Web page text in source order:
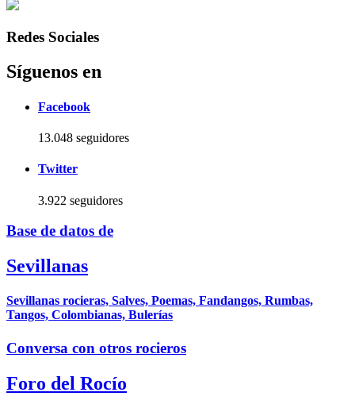
Redes Sociales
Síguenos en
Facebook
13.048 seguidores
Twitter
3.922 seguidores
Base de datos de
Sevillanas
Sevillanas rocieras, Salves, Poemas, Fandangos, Rumbas,
Tangos, Colombianas, Bulerías
Conversa con otros rocieros
Foro del Rocío